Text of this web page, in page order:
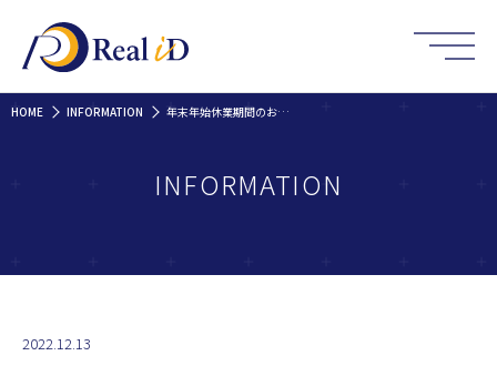
HOME INFORMATION 年末年始休業期間のお知らせ（12/28−1/3）
INFORMATION
2022.12.13